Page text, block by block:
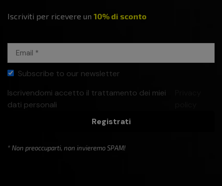
Iscriviti per ricevere un 10% di sconto
Subscribe to our newsletter
Iscrivendomi accetto il trattamento dei miei
dati personali
Registrati
* Non preoccuparti, non invieremo SPAM!